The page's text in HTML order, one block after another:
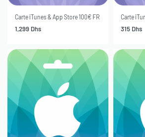
Carte iTunes & App Store 100€ FR
1,299 Dhs
Carte
315 Dhs